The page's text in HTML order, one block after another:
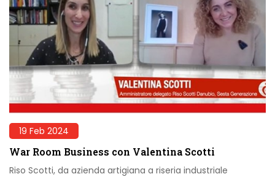
19 Feb 2024
War Room Business con Valentina Scotti
Riso Scotti, da azienda artigiana a riseria industriale